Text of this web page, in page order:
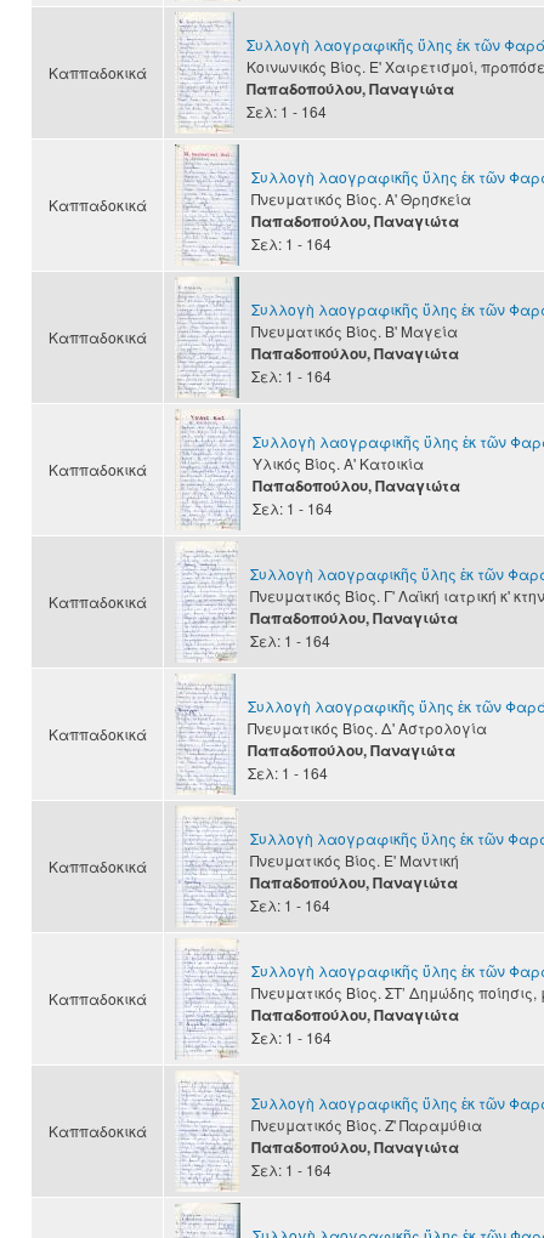
Καππαδοκικά
Συλλογὴ λαογραφικῆς ὕλης ἐκ τῶν
Κοινωνικός Βίος. Ε' Χαιρετισμοί,
Παπαδοπούλου, Παναγιώτα
Σελ: 1 - 164
Καππαδοκικά
Συλλογὴ λαογραφικῆς ὕλης ἐκ τῶν
Πνευματικός Βίος. Α' Θρησκεία
Παπαδοπούλου, Παναγιώτα
Σελ: 1 - 164
Καππαδοκικά
Συλλογὴ λαογραφικῆς ὕλης ἐκ τῶν
Πνευματικός Βίος. Β' Μαγεία
Παπαδοπούλου, Παναγιώτα
Σελ: 1 - 164
Καππαδοκικά
Συλλογὴ λαογραφικῆς ὕλης ἐκ τῶν
Υλικός Βίος. Α' Κατοικία
Παπαδοπούλου, Παναγιώτα
Σελ: 1 - 164
Καππαδοκικά
Συλλογὴ λαογραφικῆς ὕλης ἐκ τῶν
Πνευματικός Βίος. Γ' Λαϊκή ιατρική κ'
Παπαδοπούλου, Παναγιώτα
Σελ: 1 - 164
Καππαδοκικά
Συλλογὴ λαογραφικῆς ὕλης ἐκ τῶν
Πνευματικός Βίος. Δ' Αστρολογία
Παπαδοπούλου, Παναγιώτα
Σελ: 1 - 164
Καππαδοκικά
Συλλογὴ λαογραφικῆς ὕλης ἐκ τῶν
Πνευματικός Βίος. Ε' Μαντική
Παπαδοπούλου, Παναγιώτα
Σελ: 1 - 164
Καππαδοκικά
Συλλογὴ λαογραφικῆς ὕλης ἐκ τῶν
Πνευματικός Βίος. ΣΤ’ Δημώδης ποίησις,
Παπαδοπούλου, Παναγιώτα
Σελ: 1 - 164
Καππαδοκικά
Συλλογὴ λαογραφικῆς ὕλης ἐκ τῶν
Πνευματικός Βίος. Ζ' Παραμύθια
Παπαδοπούλου, Παναγιώτα
Σελ: 1 - 164